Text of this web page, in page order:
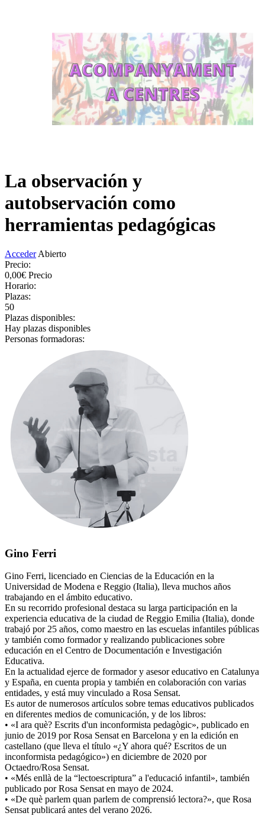
La observación y
autobservación como
herramientas pedagógicas
Acceder Abierto
Precio:
0,00€ Precio
Horario:
Plazas:
50
Plazas disponibles:
Hay plazas disponibles
Personas formadoras:
Gino Ferri
Gino Ferri, licenciado en Ciencias de la Educación en la
Universidad de Modena e Reggio (Italia), lleva muchos años
trabajando en el ámbito educativo.
En su recorrido profesional destaca su larga participación en la
experiencia educativa de la ciudad de Reggio Emilia (Italia), donde
trabajó por 25 años, como maestro en las escuelas infantiles públicas
y también como formador y realizando publicaciones sobre
educación en el Centro de Documentación e Investigación
Educativa.
En la actualidad ejerce de formador y asesor educativo en Catalunya
y España, en cuenta propia y también en colaboración con varias
entidades, y está muy vinculado a Rosa Sensat.
Es autor de numerosos artículos sobre temas educativos publicados
en diferentes medios de comunicación, y de los libros:
• «I ara què? Escrits d'un inconformista pedagògic», publicado en
junio de 2019 por Rosa Sensat en Barcelona y en la edición en
castellano (que lleva el título «¿Y ahora qué? Escritos de un
inconformista pedagógico») en diciembre de 2020 por
Octaedro/Rosa Sensat.
• «Més enllà de la “lectoescriptura” a l'educació infantil», también
publicado por Rosa Sensat en mayo de 2024.
• «De què parlem quan parlem de comprensió lectora?», que Rosa
Sensat publicará antes del verano 2026.